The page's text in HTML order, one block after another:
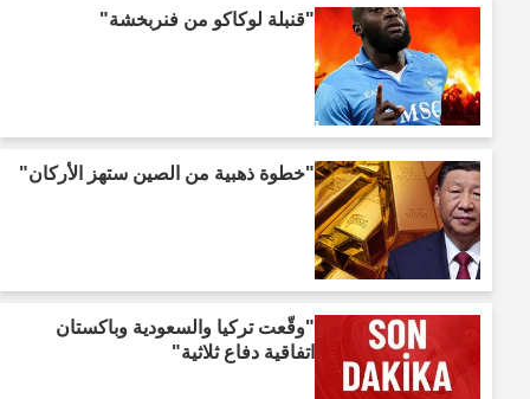
"قنبلة لوكاكو من فنربخشة"
"خطوة ذهبية من الصين ستهز الأركان"
"وقّعت تركيا والسعودية وباكستان
اتفاقية دفاع ثلاثية"